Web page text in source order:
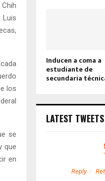
cas,
los
se
que
en
Inducen a coma a
estudiante de
secundaria
LATEST TWEETS
Reply